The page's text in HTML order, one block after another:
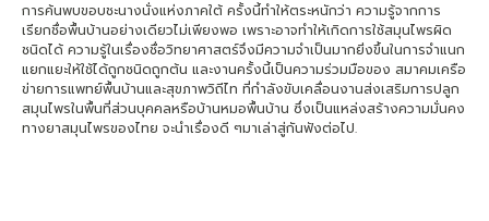
การค้นพบขอบชะนางนั่งแห่งภาคใต้ ครั้งนี้ทำให้ตระหนักว่า ความรู้จากการ
เรียกชื่อพื้นบ้านอย่างเดียวไม่เพียงพอ เพราะอาจทำให้เกิดการใช้สมุนไพรผิด
ชนิดได้ ความรู้ในเรื่องชื่อวิทยาศาสตร์จึงมีความจำเป็นมากยิ่งขึ้นในการจำแนก
แยกแยะให้ใช้ได้ถูกชนิดถูกต้น และงานครั้งนี้เป็นความร่วมมือของ สมาคมเครือ
ข่ายการแพทย์พื้นบ้านและสุขภาพวิถีไท ที่กำลังขับเคลื่อนงานส่งเสริมการปลูก
สมุนไพรในพื้นที่ส่วนบุคคลหรือบ้านหมอพื้นบ้าน ซึ่งเป็นแหล่งสร้างความมั่นคง
ทางยาสมุนไพรของไทย จะนำเรื่องดี ๆมาเล่าสู่กันฟังต่อไป.